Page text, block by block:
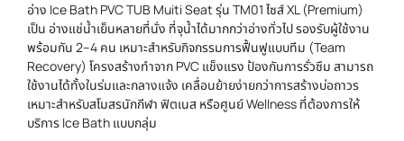
อ่าง Ice Bath PVC TUB Muiti Seat รุ่น TM01 ไซส์ XL (Premium)
เป็น อ่างแช่น้ำเย็นหลายที่นั่ง ที่จุน้ำได้มากกว่าอ่างทั่วไป รองรับผู้ใช้งาน
พร้อมกัน 2–4 คน เหมาะสำหรับกิจกรรมการฟื้นฟูแบบทีม (Team
Recovery) โครงสร้างทำจาก PVC แข็งแรง ป้องกันการรั่วซึม สามารถ
ใช้งานได้ทั้งในร่มและกลางแจ้ง เคลื่อนย้ายง่ายกว่าการสร้างบ่อถาวร
เหมาะสำหรับสโมสรนักกีฬา ฟิตเนส หรือศูนย์ Wellness ที่ต้องการให้
บริการ Ice Bath แบบกลุ่ม